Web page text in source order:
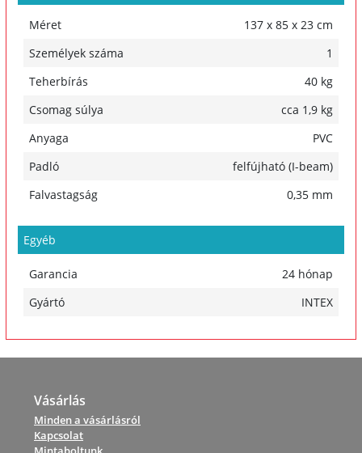
Méret
137 x 85 x 23 cm
Személyek száma
1
Teherbírás
40 kg
Csomag súlya
cca 1,9 kg
Anyaga
PVC
Padló
felfújható (I-beam)
Falvastagság
0,35 mm
Egyéb
Garancia
24 hónap
Gyártó
INTEX
Vásárlás
Minden a vásárlásról
Kapcsolat